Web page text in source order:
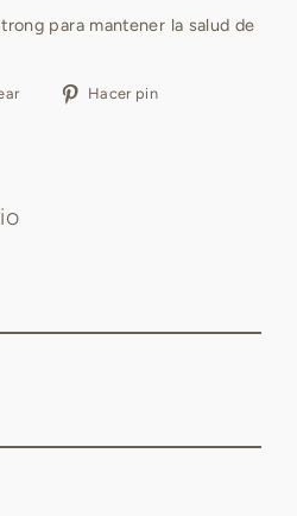
para mantener la salud de
Tuitear Hacer pin